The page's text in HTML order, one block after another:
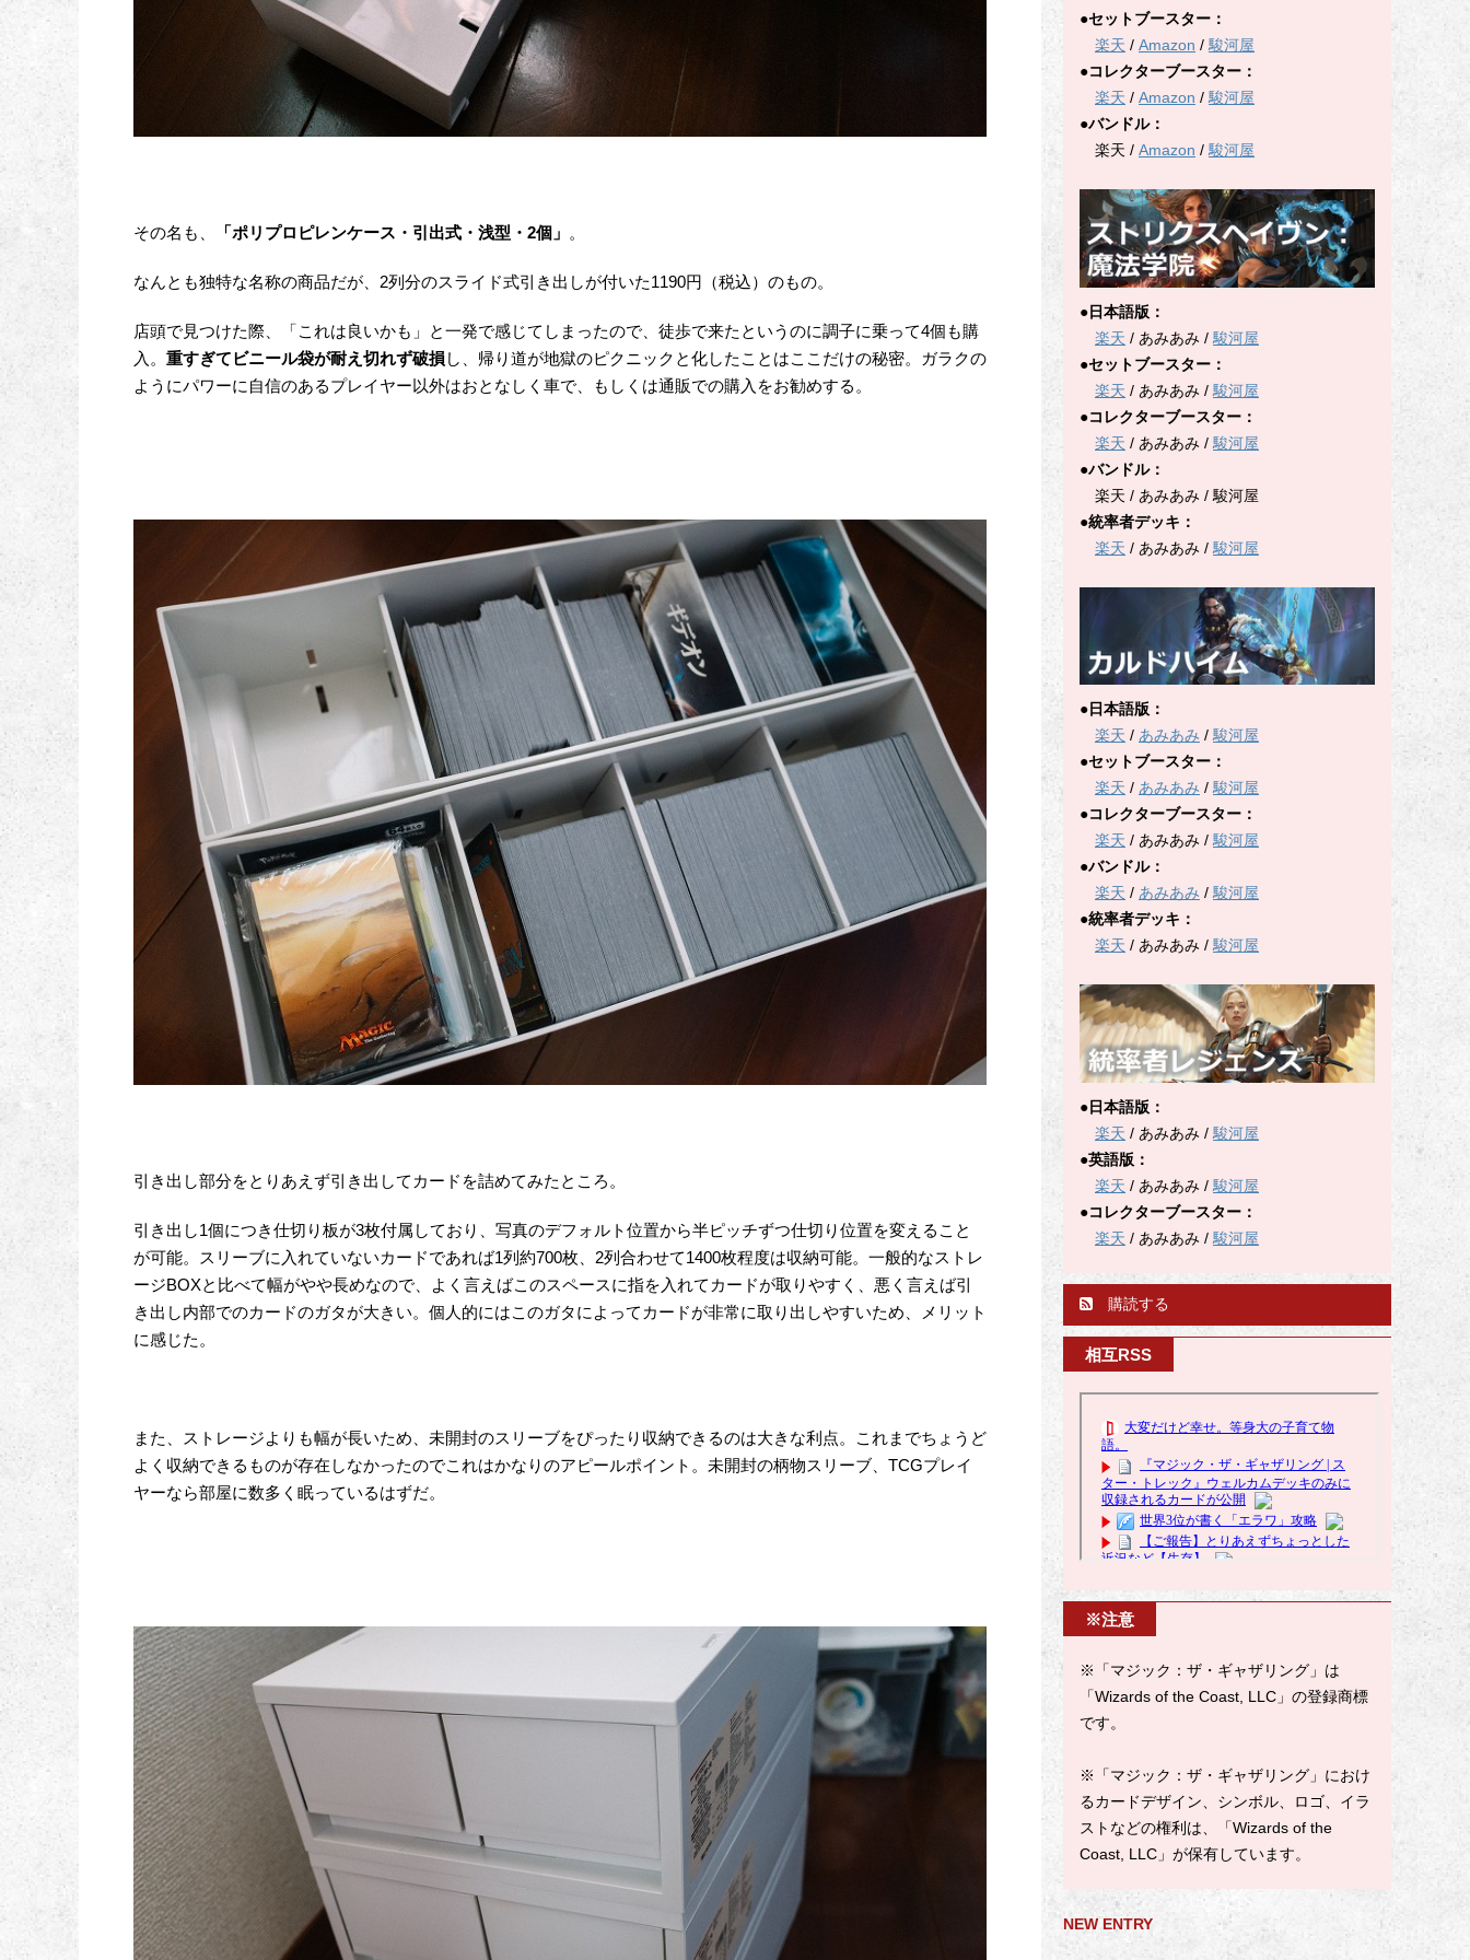
その名も、 「ポリプロピレンケース・引出式・浅型・2個」 。
なんとも独特な名称の商品だが、2列分のスライド式引き出しが付いた1190円（税込）のもの。
店頭で見つけた際、「これは良いかも」と一発で感じてしまったので、徒歩で来たというのに調子に乗って4個も購
入。 重すぎてビニール袋が耐え切れず破損し、帰り道が地獄のピクニックと化したことはここだけの秘密。ガラクの
ようにパワーに自信のあるプレイヤー以外はおとなしく車で、もしくは通販での購入をお勧めする。
引き出し部分をとりあえず引き出してカードを詰めてみたところ。
引き出し1個につき仕切り板が3枚付属しており、写真のデフォルト位置から半ピッチずつ仕切り位置を変えること
が可能。スリーブに入れていないカードであれば1列約700枚、2列合わせて1400枚程度は収納可能。一般的なストレ
ージBOXと比べて幅がやや長めなので、よく言えばこのスペースに指を入れてカードが取りやすく、悪く言えば引
き出し内部でのカードのガタが大きい。個人的にはこのガタによってカードが非常に取り出しやすいため、メリット
に感じた。
また、ストレージよりも幅が長いため、未開封のスリーブをぴったり収納できるのは大きな利点。これまでちょうど
よく収納できるものが存在しなかったのでこれはかなりのアピールポイント。未開封の柄物スリーブ、TCGプレイ
ヤーなら部屋に数多く眠っているはずだ。
●セットブースター：
楽天 / Amazon / 駿河屋
●コレクターブースター：
楽天 / Amazon / 駿河屋
●バンドル：
楽天 / Amazon / 駿河屋
●日本語版：
楽天 / あみあみ / 駿河屋
●セットブースター：
楽天 / あみあみ / 駿河屋
●コレクターブースター：
楽天 / あみあみ / 駿河屋
●バンドル：
楽天 / あみあみ / 駿河屋
●統率者デッキ：
楽天 / あみあみ / 駿河屋
●日本語版：
楽天 / あみあみ / 駿河屋
●セットブースター：
楽天 / あみあみ / 駿河屋
●コレクターブースター：
楽天 / あみあみ / 駿河屋
●バンドル：
楽天 / あみあみ / 駿河屋
●統率者デッキ：
楽天 / あみあみ / 駿河屋
●日本語版：
楽天 / あみあみ / 駿河屋
●英語版：
楽天 / あみあみ / 駿河屋
●コレクターブースター：
楽天 / あみあみ / 駿河屋
購読する
相互RSS
※注意
※「マジック：ザ・ギャザリング」は
「Wizards of the Coast, LLC」の登録商標
です。
※「マジック：ザ・ギャザリング」におけ
るカードデザイン、シンボル、ロゴ、イラ
ストなどの権利は、「Wizards of the
Coast, LLC」が保有しています。
NEW ENTRY